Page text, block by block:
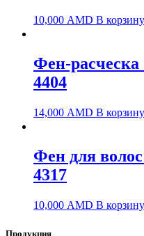
10,000 AMD В корзину
Фен-
4404
14,000 AMD В корзину
Фен для
4317
10,000 AMD В корзину
Продукция